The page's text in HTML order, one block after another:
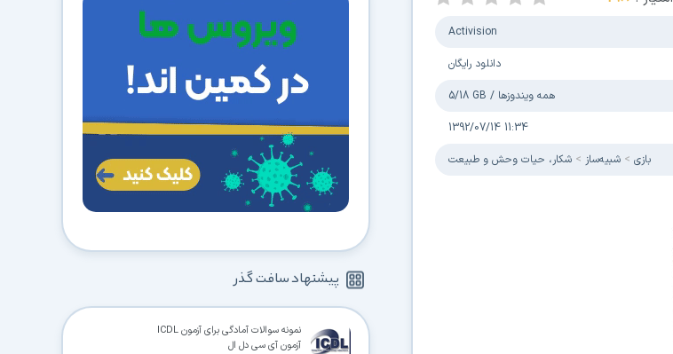
Activision
دانلود رایگان
5/18 GB / همه ویندوزها
1392/07/14 11:34
بازی شبیه‌ساز شکار، حیات وحش و طبیعت
پیشنهاد سافت گذر
نمونه سوالات آمادگی برای آزمون ICDL
آزمون آی سی دل ال